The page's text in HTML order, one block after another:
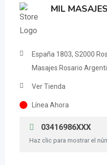
MIL MASAJES
España 1803, S2000
Masajes Rosario
Ver Tienda
Línea Ahora
03416986XXX
Haz clic para mostrar el